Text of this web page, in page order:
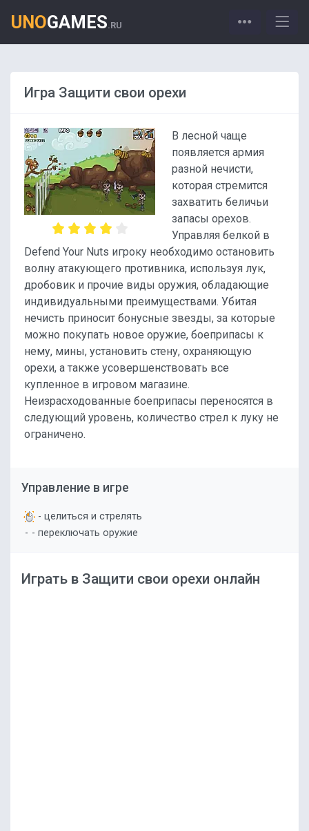
UNOGAMES.RU
Игра Защити свои орехи
В лесной чаще
появляется армия
разной нечисти,
которая стремится
захватить беличьи
запасы орехов.
Управляя белкой в
Defend Your Nuts игроку необходимо остановить
волну атакующего противника, используя лук,
дробовик и прочие виды оружия, обладающие
индивидуальными преимуществами. Убитая
нечисть приносит бонусные звезды, за которые
можно покупать новое оружие, боеприпасы к
нему, мины, установить стену, охраняющую
орехи, а также усовершенствовать все
купленное в игровом магазине.
Неизрасходованные боеприпасы переносятся в
следующий уровень, количество стрел к луку не
ограничено.
Управление в игре
- целиться и стрелять
- - переключать оружие
Играть в Защити свои орехи онлайн